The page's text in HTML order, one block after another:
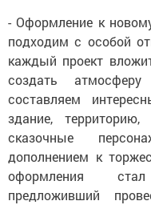
- Оформление к
подходим с особой
каждый проект
создать
составляем
здание,
сказочные
дополнением к
оформления
предложивший